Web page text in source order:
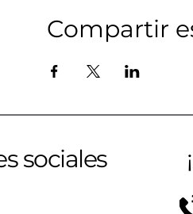
Compartir
sociales